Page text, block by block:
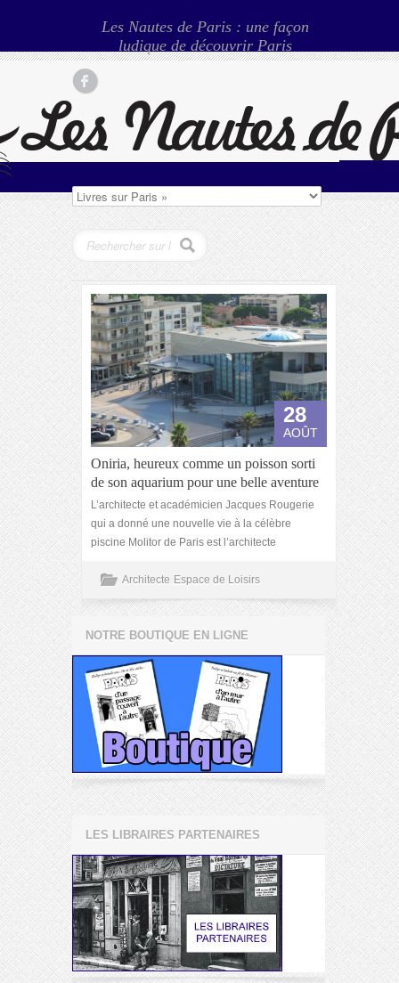
Les Nautes de Paris : une façon
ludique de découvrir Paris
28
AOÛT
Oniria, heureux comme un poisson sorti
de son aquarium pour une belle aventure
L’architecte et académicien Jacques Rougerie
qui a donné une nouvelle vie à la célèbre
piscine Molitor de Paris est l’architecte
Architecte Espace de Loisirs
NOTRE BOUTIQUE EN LIGNE
LES LIBRAIRES PARTENAIRES